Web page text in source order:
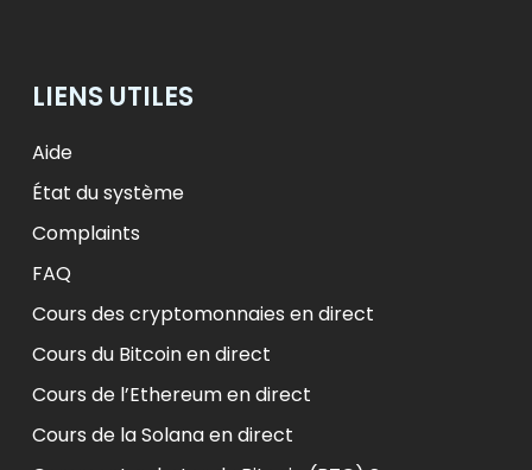
LIENS UTILES
Aide
État du système
Complaints
FAQ
Cours des cryptomonnaies en direct
Cours du Bitcoin en direct
Cours de l’Ethereum en direct
Cours de la Solana en direct